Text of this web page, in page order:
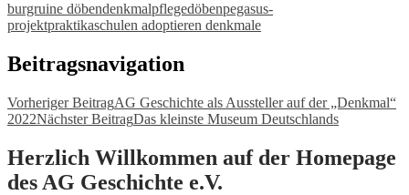
burgruine döbendenkmalpflegedöbenpegasus-
projektpraktikaschulen adoptieren denkmale
Beitragsnavigation
Vorheriger BeitragAG Geschichte als Aussteller auf der „Denkmal“
2022Nächster BeitragDas kleinste Museum Deutschlands
Herzlich Willkommen auf der Homepage
des AG Geschichte e.V.